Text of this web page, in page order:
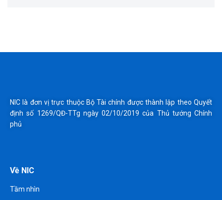
NIC là đơn vị trực thuộc Bộ Tài chính được thành lập theo Quyết
định số 1269/QĐ-TTg ngày 02/10/2019 của Thủ tướng Chính
phủ
Về NIC
Tầm nhìn